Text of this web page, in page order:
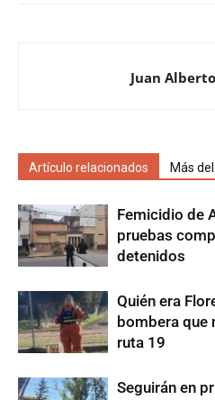
Juan
Artículo relacionados Más
Femicidio de
pruebas
detenidos
Quién era
bombera que
ruta 19
Seguirán en